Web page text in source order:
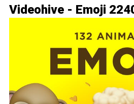
Videohive - Emoji